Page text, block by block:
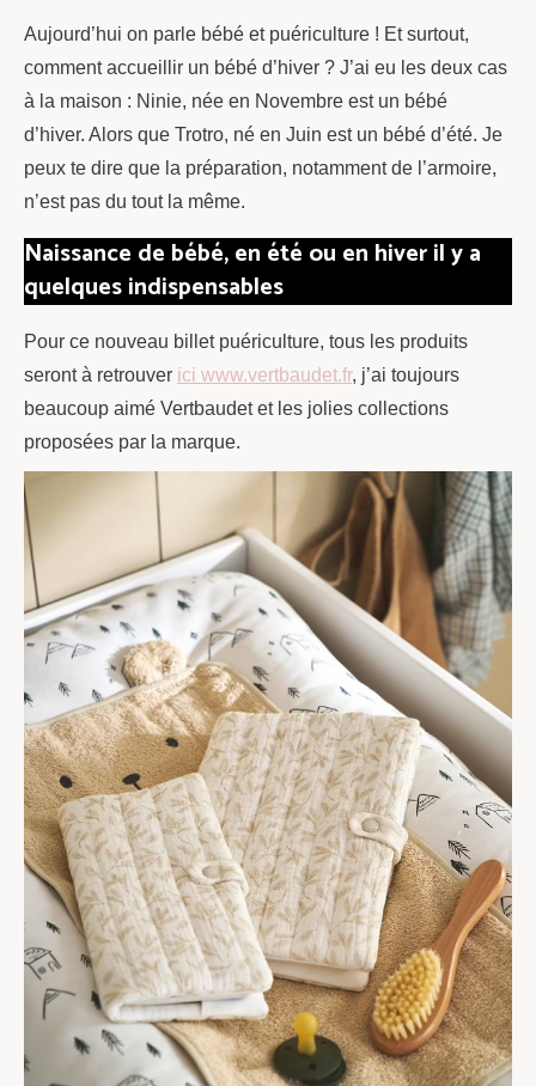
Aujourd’hui on parle bébé et puériculture ! Et surtout,
comment accueillir un bébé d’hiver ? J’ai eu les deux cas
à la maison : Ninie, née en Novembre est un bébé
d’hiver. Alors que Trotro, né en Juin est un bébé d’été. Je
peux te dire que la préparation, notamment de l’armoire,
n’est pas du tout la même.
Naissance de bébé, en été ou en hiver il y a
quelques indispensables
Pour ce nouveau billet puériculture, tous les produits
seront à retrouver ici www.vertbaudet.fr, j’ai toujours
beaucoup aimé Vertbaudet et les jolies collections
proposées par la marque.